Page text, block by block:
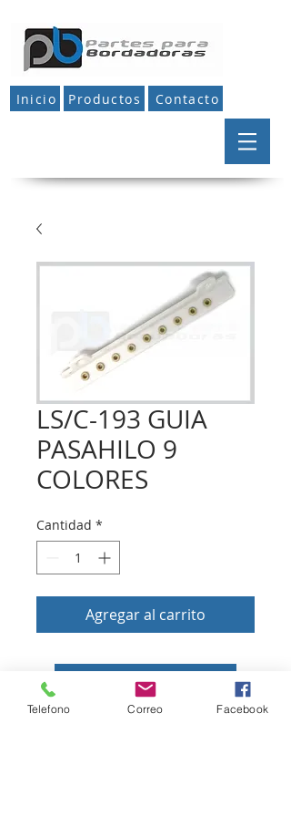
Inicio Productos Contacto
LS/C-193 GUIA
PASAHILO 9
COLORES
Cantidad *
Agregar al carrito
Volver a tienda
Telefono Correo Facebook